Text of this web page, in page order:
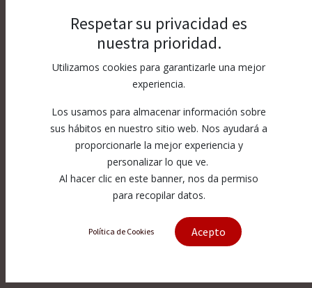
[500-20-0111] Asiento de válvula de
Respetar su privacidad es
nuestra prioridad.
Utilizamos cookies para garantizarle una mejor
experiencia.
Los usamos para almacenar información sobre
sus hábitos en nuestro sitio web. Nos ayudará a
proporcionarle la mejor experiencia y
personalizar lo que ve.
Al hacer clic en este banner, nos da permiso
para recopilar datos.
Política de Cookies Acepto